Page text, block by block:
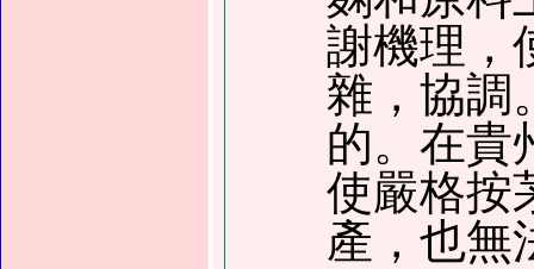
謝機理，
雜，協調
的。在貴
使嚴格按
產，也無